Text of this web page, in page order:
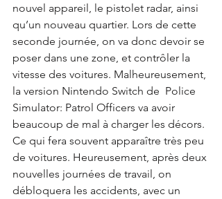
nouvel appareil, le pistolet radar, ainsi
qu’un nouveau quartier. Lors de cette
seconde journée, on va donc devoir se
poser dans une zone, et contrôler la
vitesse des voitures. Malheureusement,
la version Nintendo Switch de  Police
Simulator: Patrol Officers va avoir
beaucoup de mal à charger les décors.
Ce qui fera souvent apparaître très peu
de voitures. Heureusement, après deux
nouvelles journées de travail, on
débloquera les accidents, avec un